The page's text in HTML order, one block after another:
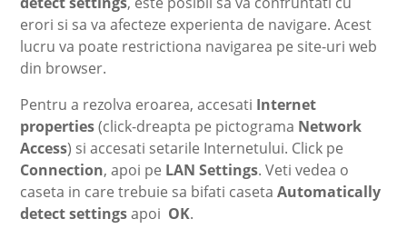
erori si sa va afecteze experienta de navigare. Acest
lucru va poate restrictiona navigarea pe site-uri web
din browser.
Pentru a rezolva eroarea, accesati Internet
properties(click-dreapta pe pictograma Network
Access) si accesati setarile Internetului. Click pe
Connection, apoi pe LAN Settings. Veti vedea o
caseta in care trebuie sa bifati casetaAutomatically
detect settingsapoi OK.